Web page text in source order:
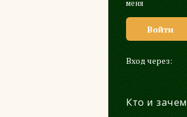
меня
Войти
Вход через:
Кто и зачем